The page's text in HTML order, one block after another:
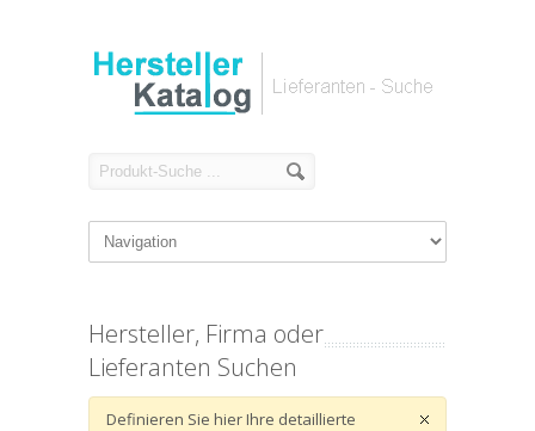
Hersteller, Firma oder
Lieferanten Suchen
Definieren Sie hier Ihre detaillierte